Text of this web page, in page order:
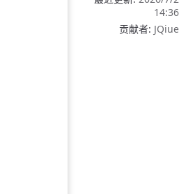
14:36
贡献者: JQiue